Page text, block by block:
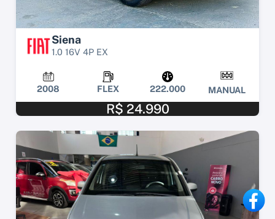
Siena
1.0 16V 4P EX
2008 FLEX 222.000 MANUAL
R$ 24.990